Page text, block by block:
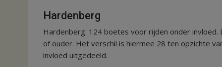
Hardenberg
Hardenberg: 124 boetes voor rijden onder
of ouder. Het verschil is hiermee 28 ten opzichte
invloed uitgedeeld.